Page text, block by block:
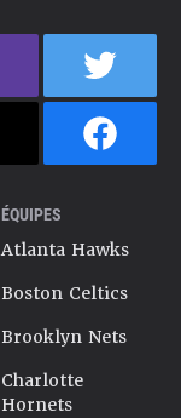
ÉQUIPES
Atlanta Hawks
Boston Celtics
Brooklyn Nets
Charlotte
Hornets